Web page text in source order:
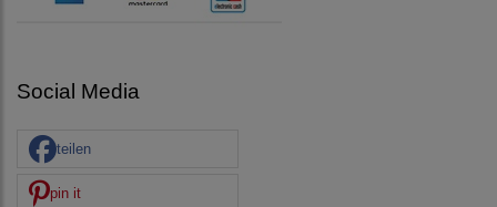
Social Media
teilen
pin it